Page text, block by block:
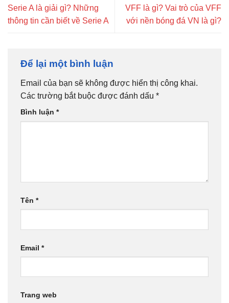
Serie A là giải gì? Những
thông tin cần biết về Serie A
VFF là gì? Vai trò của VFF
với nền bóng đá VN là gì?
Để lại một bình luận
Email của bạn sẽ không được hiển thị công khai.
Các trường bắt buộc được đánh dấu *
Bình luận *
Tên *
Email *
Trang web